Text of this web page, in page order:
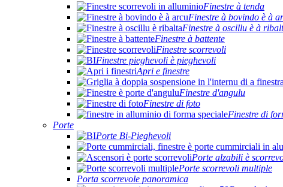
Finestre à tenda
Finestre à bovindo è à
Finestre à oscillu è à
Finestre à battente
Finestre scorrevoli
Finestre pieghevoli è pieghevoli
Apri e finestre
Finestre d'angulu
Finestre di foto
Finestre di
Porte
Porte Bi-Pieghevoli
Porte alzabili è
Porte scorrevoli multiple
Porta scorrevole panoramica